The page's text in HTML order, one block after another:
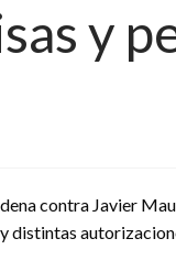
y
contra Javier
distintas